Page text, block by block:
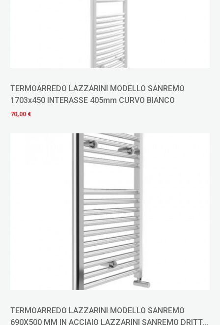
TERMOARREDO LAZZARINI MODELLO SANREMO
1703x450 INTERASSE 405mm CURVO BIANCO
70,00 €
TERMOARREDO LAZZARINI MODELLO SANREMO
690X500 MM IN ACCIAIO LAZZARINI SANREMO DRITTO